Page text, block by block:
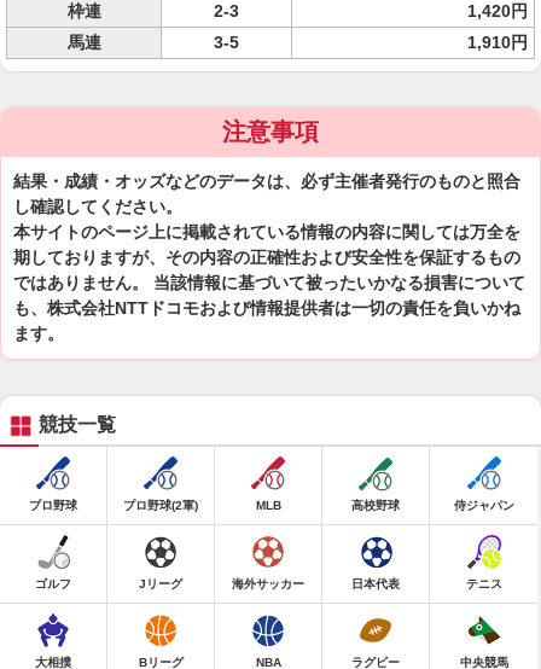
枠連
2-3
1,420円
馬連
3-5 1,910円
注意事項
結果・成績・オッズなどのデータは、必ず主催者発行のものと照合
し確認してください。
本サイトのページ上に掲載されている情報の内容に関しては万全を
期しておりますが、その内容の正確性および安全性を保証するもの
ではありません。 当該情報に基づいて被ったいかなる損害について
も、株式会社NTTドコモおよび情報提供者は一切の責任を負いかね
ます。
競技一覧
プロ野球 プロ野球(2軍) MLB 高校野球 侍ジャパン
ゴルフ Jリーグ 海外サッカー 日本代表 テニス
大相撲 Bリーグ NBA ラグビー 中央競馬